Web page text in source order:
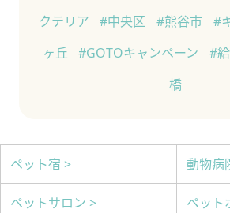
クテリア
#中央区 #熊谷市 #
ヶ丘
#GOTOキャンペーン #
橋
ペット宿 > 動物病
ペットサロン > ペット